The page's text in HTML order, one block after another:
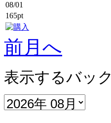
08/01
165pt
前月へ
表示するバッ